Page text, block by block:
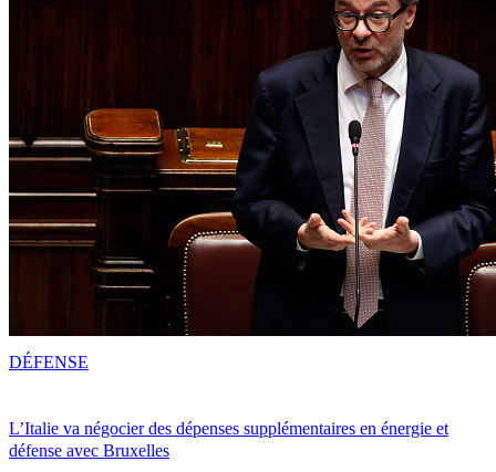
L’Italie va négocier des dépenses supplémentaires en énergie et
défense avec Bruxelles
DÉFENSE